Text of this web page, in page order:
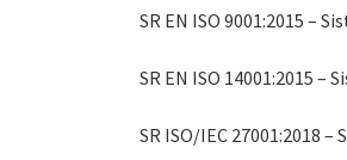
SR EN ISO 9001:2015 –
SR EN ISO 14001:2015 –
SR ISO/IEC 27001:2018